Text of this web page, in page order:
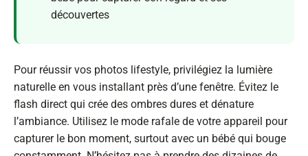
découvertes
Pour réussir vos photos lifestyle, privilégiez la lumière
naturelle en vous installant près d’une fenêtre. Évitez le
flash direct qui crée des ombres dures et dénature
l’ambiance. Utilisez le mode rafale de votre appareil pour
capturer le bon moment, surtout avec un bébé qui bouge